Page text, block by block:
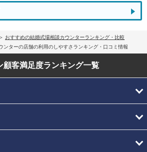
おすすめの結婚式場相談カウンターランキング・比較
ンターの店舗の利用のしやすさランキング・口コミ情報
顧客満足度ランキング一覧